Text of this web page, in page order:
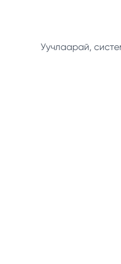
Уучлаарай,